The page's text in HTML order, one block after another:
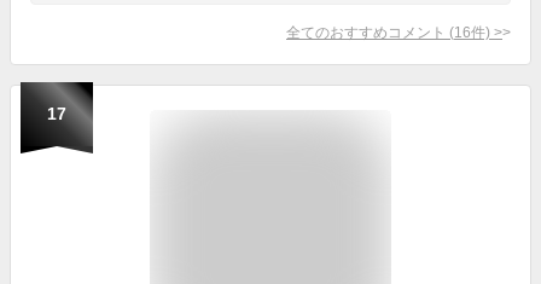
全てのおすすめコメント (16件) >
17